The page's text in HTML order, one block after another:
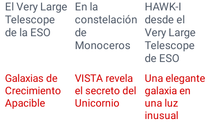
El Very Large
Telescope
de la ESO
En la
constelación
de
Monoceros
HAWK-I
desde el
Very Large
Telescope
de ESO
Galaxias de
Crecimiento
Apacible
VISTA revela
el secreto del
Unicornio
Una elegante
galaxia en
una luz
inusual